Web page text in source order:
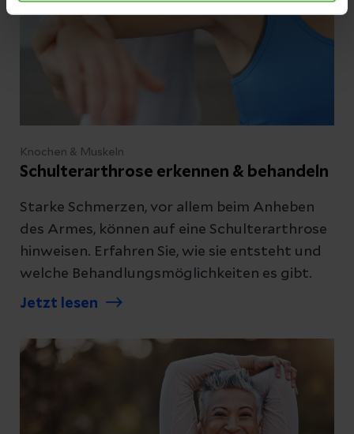
Knochen & Muskeln
Schulterarthrose erkennen & behandeln
Starke Schmerzen, vor allem beim Anheben
des Armes, können auf eine Schulterarthrose
hinweisen. Erfahren Sie, wie sie entsteht und
welche Behandlungsmöglichkeiten es gibt.
Jetzt lesen